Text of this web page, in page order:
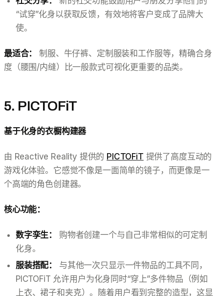
“试穿”化身以获取反馈，有效地将客户变成了品牌大
使。
最适合：
制服、牛仔裤、定制服装和工作服等，精确合身
度（腰围/内缝）比一般款式可视化更重要的品类。
5. PICTOFiT
基于化身的衣橱构建器
由 Reactive Reality 提供的 PICTOFiT 提供了高度互动的
游戏化体验。它感觉不像是一面简单的镜子，而更像是一
个高端的角色创建器。
核心功能：
数字孪生：
购物者创建一个与自己非常相似的可定制
化身。
服装搭配：
与其他一次只显示一件物品的工具不同，
PICTOFiT 允许用户为化身同时“穿上”多件物品（例如
上衣、裙子和夹克）。随着用户看到完整的造型，这显